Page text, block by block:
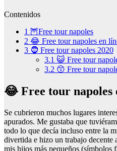
Contenidos
1 🦉Free tour napoles
2 😂 Free tour napoles en
3 🧔 Free tour napoles 2020
3.1 😺 Free tour
3.2 😙 Free tour
😂 Free tour napoles
Se cubrieron muchos lugares
apurados. Me gustaba que
todo lo que decía incluso entre la
divertida e hizo un trabajo decente
mis hijos más pequeños